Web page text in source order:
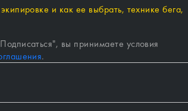
и как ее выбрать, технике бега,
Подписаться", вы принимаете условия
.